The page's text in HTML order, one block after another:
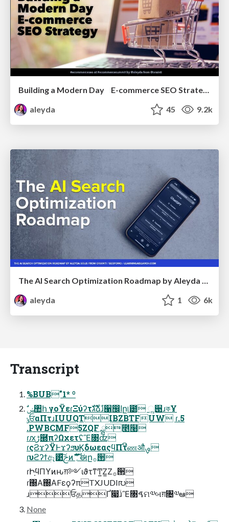
Building a Modern Day E-commerce SEO Strategy
aleyda
45 9.2k
aleyda
1 6k
Transcript
%BUB"1* º
ݸਓαΠτɹIUUQTIBZBTFUW ɾ.5
.PWBCMF5ZQF ྺ೥໨
ɾԕڑ཭πʔΩχετʢἚ৓ʣ
ɾςϨϫʔΫͰϫʔϧυϏδωεαςϥΠτີணऔࡐ
ɾυϩʔϯඈ͹ͯ͠ࢢͷެࣜ؍ޫಈը࡞੒
ɾԻָϥΠϒͷԋग़༻ιϑτͳͲ͍Ζ͍Ζ࡞੒
ɾ΀Α΀ΑFεϙʔπTXJUDI൛
ɹਓதҐ෇ۙɹἚ৓ࠃମ༧બग़৔༧ఆ
None